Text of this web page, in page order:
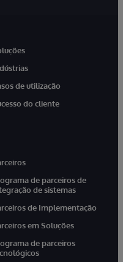
de utilização
do cliente
de parceiros de
de sistemas
de Implementação
em Soluções
de parceiros